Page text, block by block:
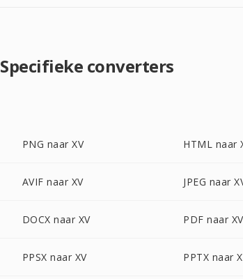
Specifieke converters
PNG naar XV HTML naar
AVIF naar XV JPEG naar
DOCX naar XV PDF naar XV
PPSX naar XV PPTX naar